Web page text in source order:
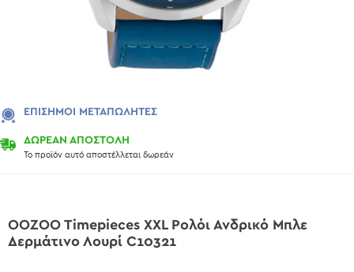
ΔΩΡΕΑΝ ΑΠΟΣΤΟΛΗ
Το προϊόν αυτό αποστέλλεται δωρεάν
ΕΠΊΣΗΜΟΙ ΜΕΤΑΠΩΛΗΤΈΣ
OOZOO Timepieces XXL Ρολόι Ανδρικό Μπλε
Δερμάτινο Λουρί C10321